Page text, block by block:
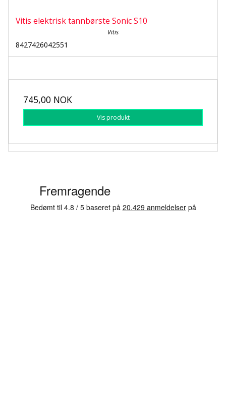
Vitis elektrisk tannbørste Sonic S10
Vitis
8427426042551
745,00 NOK
Vis produkt